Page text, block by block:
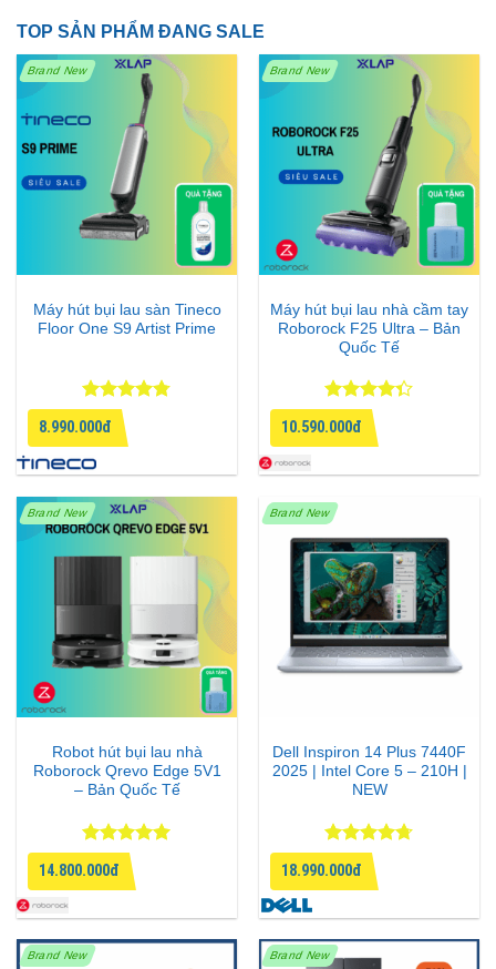
TOP SẢN PHẨM ĐANG SALE
Brand New
Máy hút bụi lau sàn Tineco
Floor One S9 Artist Prime
Được xếp
hạng4.75
5 sao
8.990.000đ
Brand New
Máy hút bụi lau nhà cầm tay
Roborock F25 Ultra – Bản
Quốc Tế
Được xếp
hạng
4.33
5 sao
10.590.000đ
Brand New
Robot hút bụi lau nhà
Roborock Qrevo Edge 5V1
– Bản Quốc Tế
Được xếp
hạng
55
sao
14.800.000đ
Brand New
Dell Inspiron 14 Plus 7440F
2025 | Intel Core 5 – 210H |
NEW
Được xếp
hạng
4.67
5 sao
18.990.000đ
Brand New Brand New